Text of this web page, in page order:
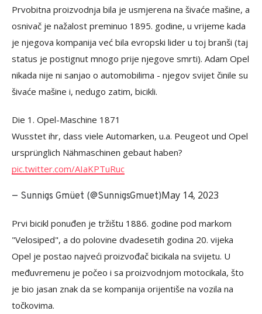
Prvobitna proizvodnja bila je usmjerena na šivaće mašine, a
osnivač je nažalost preminuo 1895. godine, u vrijeme kada
je njegova kompanija već bila evropski lider u toj branši (taj
status je postignut mnogo prije njegove smrti). Adam Opel
nikada nije ni sanjao o automobilima - njegov svijet činile su
šivaće mašine i, nedugo zatim, bicikli.
Die 1. Opel-Maschine 1871
Wusstet ihr, dass viele Automarken, u.a. Peugeot und Opel
ursprünglich Nähmaschinen gebaut haben?
pic.twitter.com/AIaKPTuRuc
— Sunnigs Gmüet (@SunnigsGmuet)May 14, 2023
Prvi bicikl ponuđen je tržištu 1886. godine pod markom
"Velosiped", a do polovine dvadesetih godina 20. vijeka
Opel je postao najveći proizvođač bicikala na svijetu. U
međuvremenu je počeo i sa proizvodnjom motocikala, što
je bio jasan znak da se kompanija orijentiše na vozila na
točkovima.